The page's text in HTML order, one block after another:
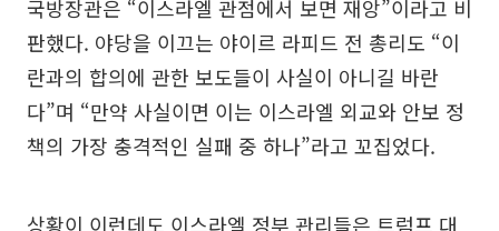
국방장관은 “이스라엘 관점에서 보면 재앙”이라고 비
판했다. 야당을 이끄는 야이르 라피드 전 총리도 “이
란과의 합의에 관한 보도들이 사실이 아니길 바란
다”며 “만약 사실이면 이는 이스라엘 외교와 안보 정
책의 가장 충격적인 실패 중 하나”라고 꼬집었다.
상황이 이런데도 이스라엘 정부 관리들은 트럼프 대